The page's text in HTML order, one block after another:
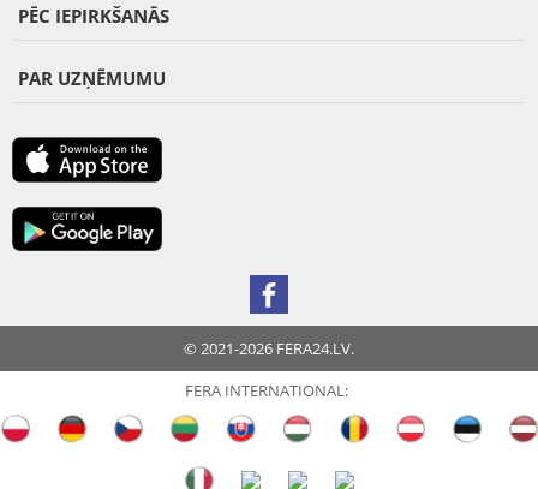
PĒC IEPIRKŠANĀS
PAR UZŅĒMUMU
© 2021-2026 FERA24.LV.
FERA INTERNATIONAL: